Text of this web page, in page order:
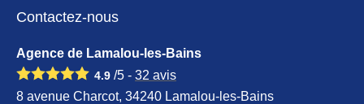
Contactez-nous
Agence de Lamalou-les-Bains
4.9 /5 - 32 avis
8 avenue Charcot, 34240 Lamalou-les-Bains